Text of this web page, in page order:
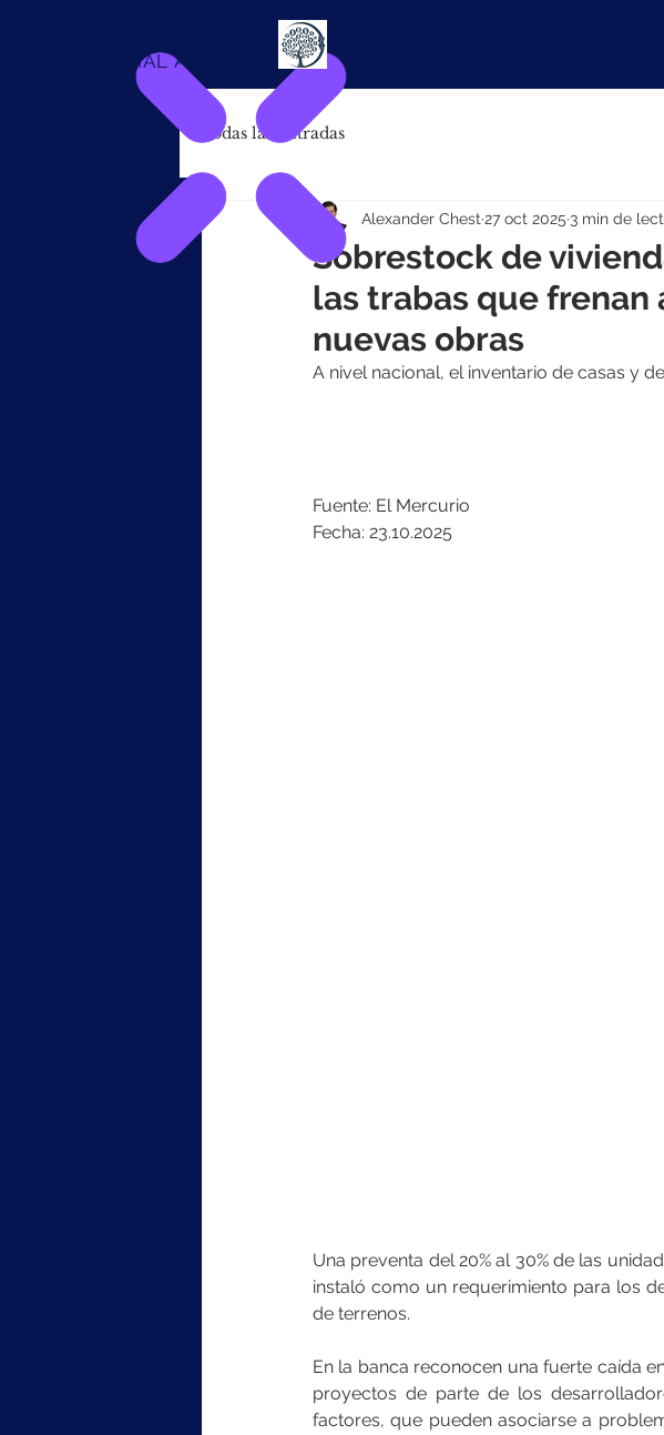
FINANCIAL ADVISOR
Todas las entradas
Sobrestock de
las trabas que
nuevas obras
Alexander Chest 27 oct 2025 3 min de
A nivel nacional, el inventario de casas y
Fuente: El Mercurio
Fecha: 23.10.2025
Una preventa del 20% al 30% de las
instaló como un requerimiento para los
de terrenos.
En la banca reconocen una fuerte caída
proyectos de parte de los
factores, que pueden asociarse a